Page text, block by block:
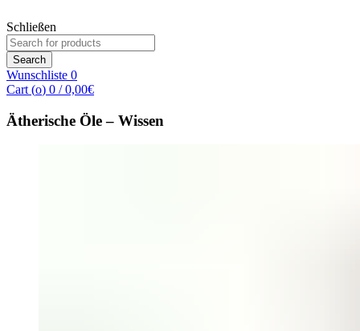
Schließen
Search
for:
Search
Wunschliste 0
Cart (o) 0 / 0,00€
Ätherische Öle – Wissen